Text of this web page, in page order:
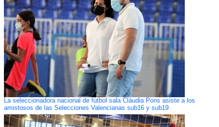
La seleccionadora nacional de fútbol sala Clàudia Pons asiste a los
amistosos de las Selecciones Valencianas sub16 y sub19